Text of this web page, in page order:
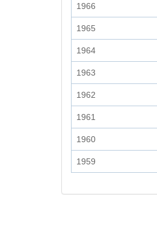
1966
1965
1964
1963
1962
1961
1960
1959